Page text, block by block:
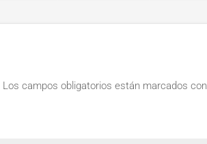
Los campos obligatorios están marcados con